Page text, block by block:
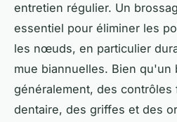
entretien régulier. Un
essentiel pour éliminer les
les nœuds, en particulier
mue biannuelles. Bien qu'un
généralement, des
dentaire, des griffes et des